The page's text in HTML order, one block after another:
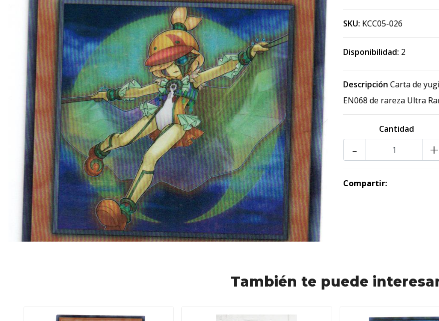
SKU: KCC05-026
Disponibilidad: 2
Descripción Carta de
EN068 de rareza Ultra
Cantidad
+
-
Compartir:
También te puede